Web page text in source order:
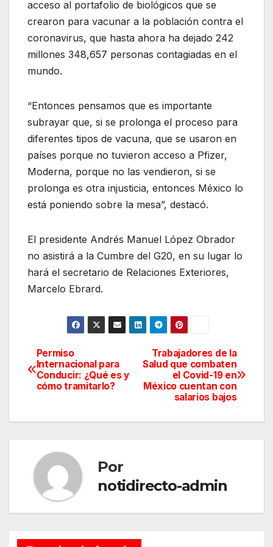
acceso al portafolio de biológicos que se
crearon para vacunar a la población contra el
coronavirus, que hasta ahora ha dejado 242
millones 348,657 personas contagiadas en el
mundo.
“Entonces pensamos que es importante
subrayar que, si se prolonga el proceso para
diferentes tipos de vacuna, que se usaron en
países porque no tuvieron acceso a Pfizer,
Moderna, porque no las vendieron, si se
prolonga es otra injusticia, entonces México lo
está poniendo sobre la mesa”, destacó.
El presidente Andrés Manuel López Obrador
no asistirá a la Cumbre del G20, en su lugar lo
hará el secretario de Relaciones Exteriores,
Marcelo Ebrard.
Navegación
de
Trabajadores de la
Salud que combaten
el Covid-19 en
México cuentan con
salarios bajos
Permiso
Internacional para
Conducir: ¿Qué es y
cómo tramitarlo?
Por
notidirecto-admin